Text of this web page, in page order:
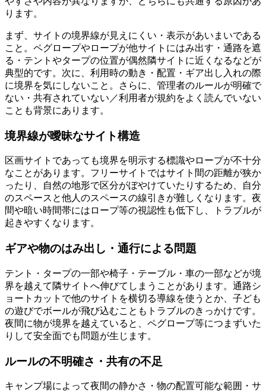
ります。
まず、サイトの境界線が見えにくい・表示があいまいである
こと。ペグロープやロープが他サイトにはみ出す・通路を遮
る・テントやタープの位置が偶然隣サイトに近くなるなどが
典型的です。次に、利用時の動き・配置・ギア出し入れの際
に境界を気にしないこと。さらに、管理者のルールが明確で
ない・共有されていない／利用者が規約をよく読んでいない
ことも背景にあります。
境界線が曖昧なサイト構造
区画サイトであっても境界を明示する標識やロープが不十分
なことがあります。フリーサイトではサイト間の距離が狭か
ったり、自然の地形で区分がぼやけていたりするため、自分
のスペースと他人のスペースの線引きが難しくなります。夜
間や暗い時間帯にはロープ等の視認性も低下し、トラブルが
起きやすくなります。
ギアや物のはみ出し・通行による問題
テント・タープの一部や椅子・テーブル・車の一部などが境
界を越えて隣サイトへ伸びてしまうことがあります。通路シ
ョートカットで他のサイトを横切る導線を使うとか、子ども
の遊びでボールが飛び込むこともトラブルのきっかけです。
夜間に物が境界を越えていると、ペグロープ等につまずいた
りして安全面でも問題が生じます。
ルールの不明確さ・共有の不足
キャンプ場によって夜間の静かさ・物の配置可能な範囲・サ